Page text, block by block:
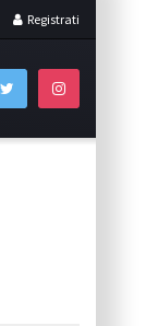
Registrati